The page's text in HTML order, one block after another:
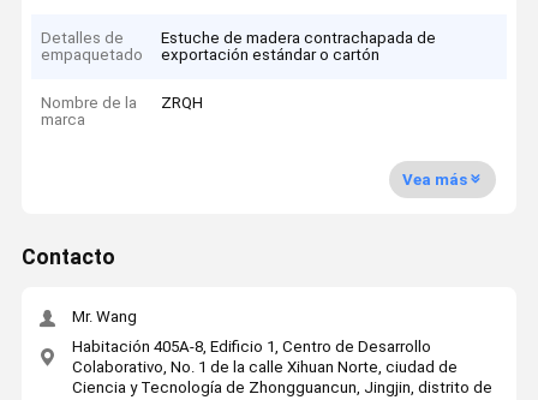
Detalles de
empaquetado
Estuche de madera contrachapada de
exportación estándar o cartón
Nombre de la
marca
ZRQH
Vea más
Contacto
Mr. Wang
Habitación 405A-8, Edificio 1, Centro de Desarrollo
Colaborativo, No. 1 de la calle Xihuan Norte, ciudad de
Ciencia y Tecnología de Zhongguancun, Jingjin, distrito de